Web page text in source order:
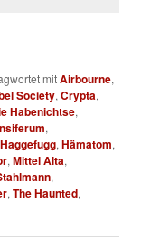
mitAirbourne,
Society,Crypta,
Habenichtse,
,
Haggefugg,Hämatom,
,Mittel Alta,
,
,The Haunted,